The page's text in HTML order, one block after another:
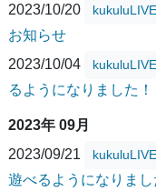
2023/10/20
kukuluLIVE
お知らせ
2023/10/04
kukuluLIVE
るようになりました！
2023年 09月
2023/09/21
kukuluLIVE
遊べるようになりまし